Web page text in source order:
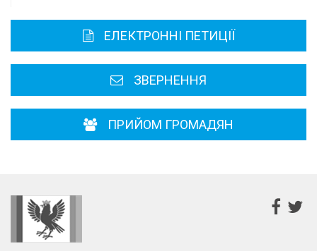
Районні, міські ради
ЕЛЕКТРОННІ ПЕТИЦІЇ
ЗВЕРНЕННЯ
ПРИЙОМ ГРОМАДЯН